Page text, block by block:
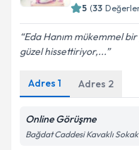
E-posta Adresiniz
Kişisel
Metni'ni
kapsamda
5 (33
Eda Hanım mükemmel bir
güzel hissettiriyor,...
Adres 1 Adres 2
Online Görüşme
Bağdat Caddesi Kavaklı